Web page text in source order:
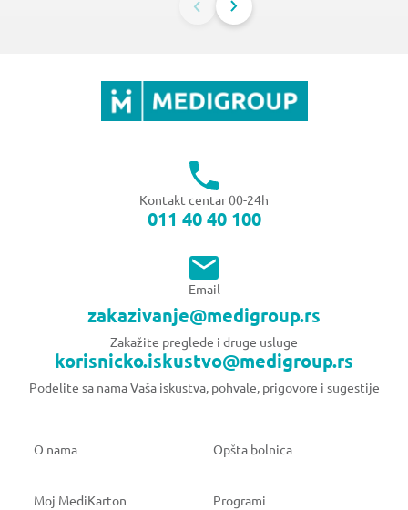
Kontakt centar 00-24h
011 40 40 100
Email
zakazivanje@medigroup.rs
Zakažite preglede i druge usluge
korisnicko.iskustvo@medigroup.rs
Podelite sa nama Vaša iskustva, pohvale, prigovore i sugestije
O nama Opšta bolnica
Moj MediKarton Programi